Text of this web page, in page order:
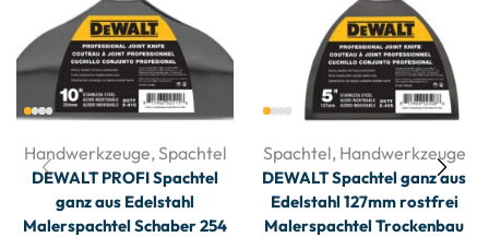
Handwerkzeuge, Spachtel
DEWALT PROFI Spachtel
ganz aus Edelstahl
Malerspachtel Schaber 254
Spachtel, Handwerkzeuge
DEWALT Spachtel ganz aus
Edelstahl 127mm rostfrei
Malerspachtel Trockenbau